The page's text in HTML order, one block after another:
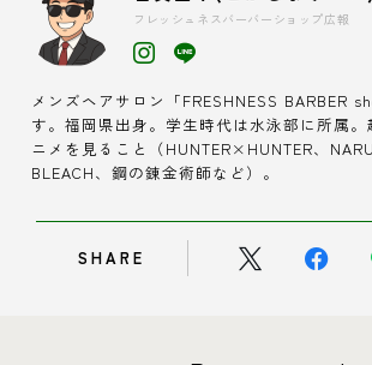
フレッシュネスバーバーショップ広報
メンズヘアサロン「FRESHNESS BARBER
す。福岡県出身。学生時代は水泳部に所属
ニメを見ること（HUNTER×HUNTER、
BLEACH、鋼の錬金術師など）。
SHARE